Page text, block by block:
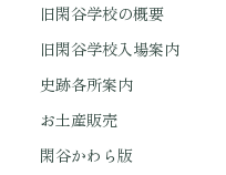
旧閑谷学校の概要
旧閑谷学校入場案内
史跡各所案内
お土産販売
閑谷かわら版